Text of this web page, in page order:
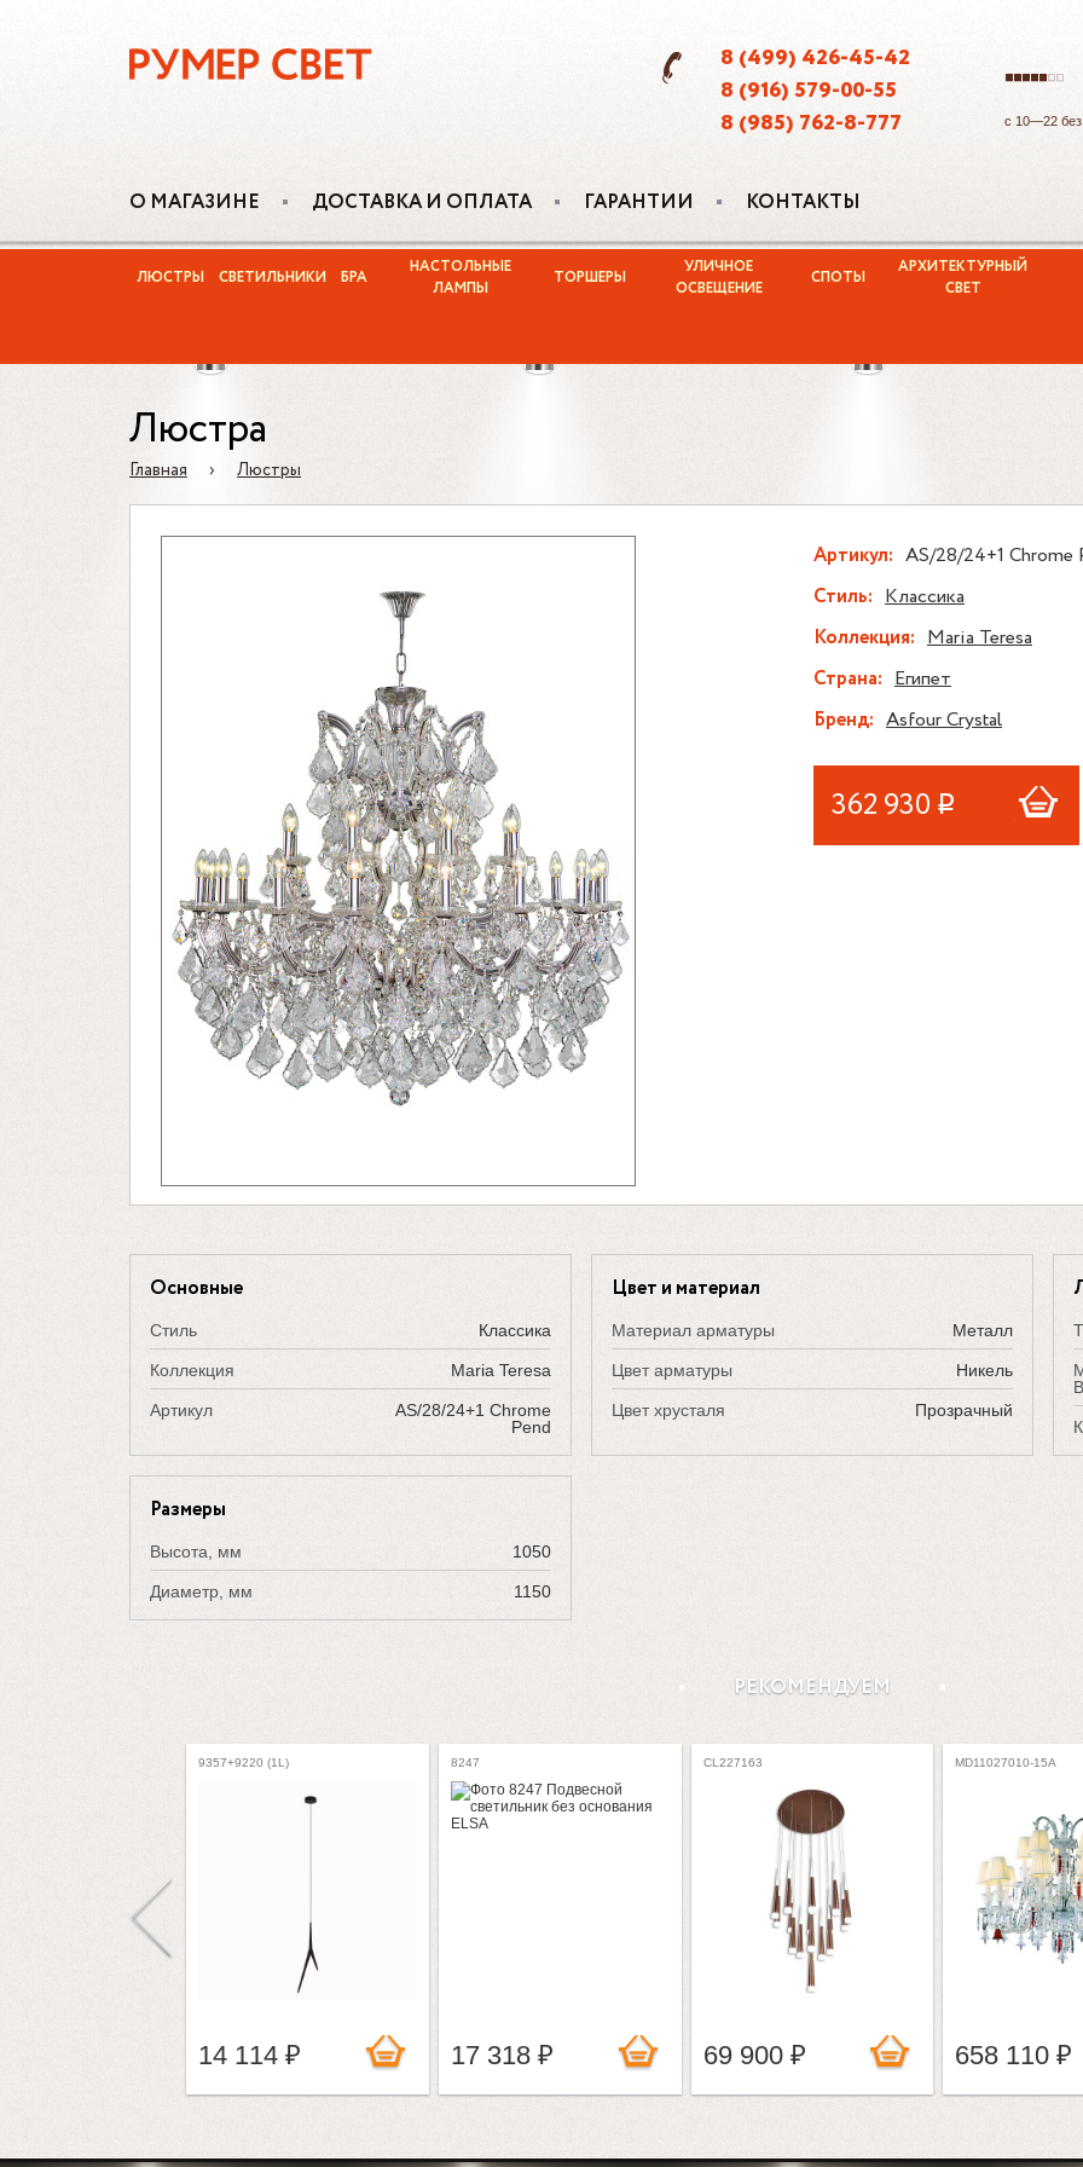
8 (499) 426-45-42
8 (916) 579-00-55
8 (985) 762-8-777
с 10—22
О МАГАЗИНЕ ДОСТАВКА И ОПЛАТА ГАРАНТИИ КОНТАКТЫ
ЛЮСТРЫ СВЕТИЛЬНИКИ БРА
НАСТОЛЬНЫЕ
ЛАМПЫ
ТОРШЕРЫ
УЛИЧНОЕ
ОСВЕЩЕНИЕ
СПОТЫ
АРХИТЕКТУРНЫЙ
СВЕТ
Люстра
Главная › Люстры
Артикул: AS/28/24+1 Chrome
Стиль: Классика
Коллекция: Maria Teresa
Страна: Египет
Бренд: Asfour Crystal
362 930 Р
Основные
Стиль Классика
Коллекция Maria Teresa
Артикул
AS/28/24+1 Chrome
Pend
Цвет и материал
Материал арматуры Металл
Цвет арматуры Никель
Цвет хрусталя Прозрачный
Размеры
Высота, мм 1050
Диаметр, мм 1150
РЕКОМЕНДУЕМ
9357+9220 (1L)
14 114 ₽
8247
17 318 ₽
CL227163
69 900 ₽
MD11027010-15A
658 110 ₽